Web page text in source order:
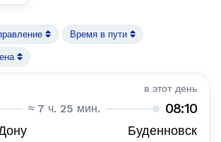
Время в пути
в этот день
≈ 7 ч. 25 мин. 08:10
Буденновск